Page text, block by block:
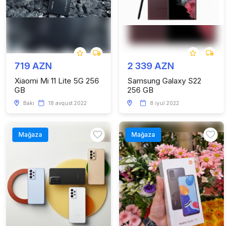
719 AZN
Xiaomi Mi 11 Lite 5G 256
GB
Bakı 18 avqust 2022
2 339 AZN
Samsung Galaxy S22
256 GB
8 iyul 2022
Mağaza Mağaza